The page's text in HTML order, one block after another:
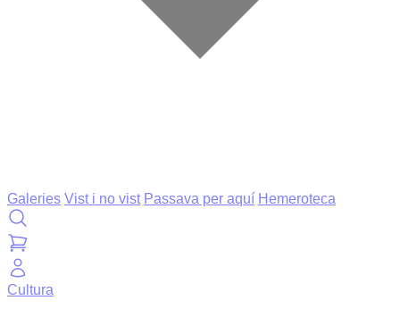
Galeries Vist i no vist Passava per aquí Hemeroteca
Cultura